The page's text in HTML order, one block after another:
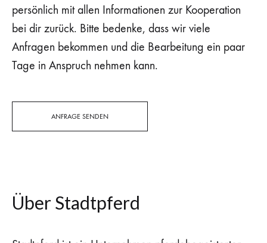
persönlich mit allen Informationen zur Kooperation
bei dir zurück. Bitte bedenke, dass wir viele
Anfragen bekommen und die Bearbeitung ein paar
Tage in Anspruch nehmen kann.
ANFRAGE SENDEN
Über Stadtpferd